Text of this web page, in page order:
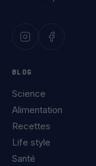
BLOG
Science
Alimentation
Recettes
Life style
Santé